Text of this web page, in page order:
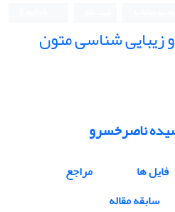
زیبایی شناسی متون
ناصرخسرو
فایل ها
مراجع
سابقه مقاله